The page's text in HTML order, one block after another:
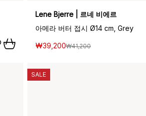
Lene Bjerre | 르네 비에르
아메라 버터 접시 Ø14 cm, Grey
₩39,200₩41,200
SALE